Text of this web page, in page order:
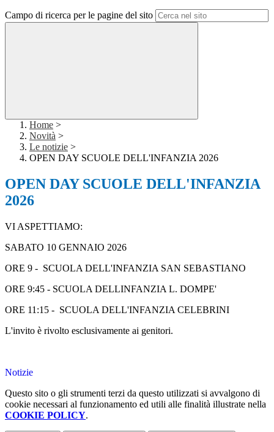
Campo di ricerca per le pagine del sito
Home >
Novità >
Le notizie >
OPEN DAY SCUOLE DELL'INFANZIA 2026
OPEN DAY SCUOLE DELL'INFANZIA
2026
VI ASPETTIAMO:
SABATO 10 GENNAIO 2026
ORE 9 - SCUOLA DELL'INFANZIA SAN SEBASTIANO
ORE 9:45 - SCUOLA DELLINFANZIA L. DOMPE'
ORE 11:15 - SCUOLA DELL'INFANZIA CELEBRINI
L'invito è rivolto esclusivamente ai genitori.
Notizie
Questo sito o gli strumenti terzi da questo utilizzati si avvalgono di
cookie necessari al funzionamento ed utili alle finalità illustrate nella
COOKIE POLICY.